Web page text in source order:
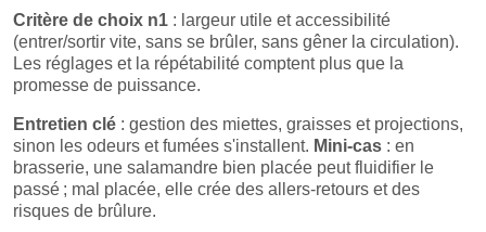
Critère de choix n1 : largeur utile et accessibilité
(entrer/sortir vite, sans se brûler, sans gêner la circulation).
Les réglages et la répétabilité comptent plus que la
promesse de puissance.
Entretien clé : gestion des miettes, graisses et projections,
sinon les odeurs et fumées s'installent. Mini-cas : en
brasserie, une salamandre bien placée peut fluidifier le
passé ; mal placée, elle crée des allers-retours et des
risques de brûlure.